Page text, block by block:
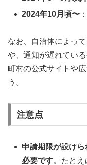
2024年10月頃〜
なお、自治体によっ
や、通知が遅れてい
町村の公式サイトや
う。
注意点
申請期限が設け
必要です。たとえ